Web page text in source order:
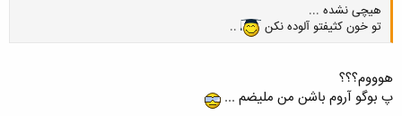
هیچی نشده ...
تو خون کثیفتو آلوده نکن
..
هوووم؟؟؟
پ بوگو آروم باشن من ملیضم ...